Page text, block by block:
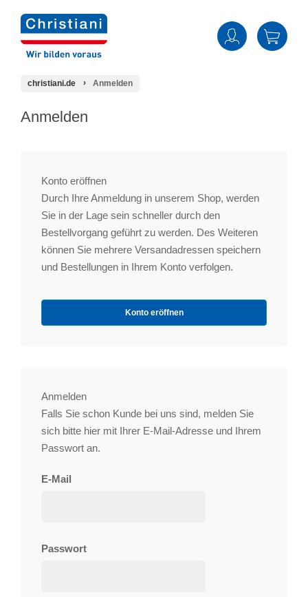
christiani.de Anmelden
Anmelden
Konto eröffnen
Durch Ihre Anmeldung in unserem Shop, werden
Sie in der Lage sein schneller durch den
Bestellvorgang geführt zu werden. Des Weiteren
können Sie mehrere Versandadressen speichern
und Bestellungen in Ihrem Konto verfolgen.
Konto eröffnen
Anmelden
Falls Sie schon Kunde bei uns sind, melden Sie
sich bitte hier mit Ihrer E-Mail-Adresse und Ihrem
Passwort an.
E-Mail
Passwort